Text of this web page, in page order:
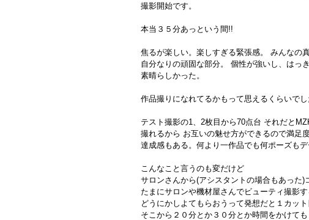
撮影開始です。
本当３５分あっという間!!
焦るが楽しい。楽しすぎる緊張感。 みんなの真
自分なりの頑固な部分。 個性が強いし、はっ
素晴らしかった。
作品撮りになれてるかもって思えるくらいでし
テスト撮影の1、2枚目から70点台 それだと
撮れるから お互いの魅せ方ができるので満足
達成感もある。何より一作品でも何ポーズも
こんなこと言うのも変だけど
サロンさんから(アシスタントの場合もあった)
たまにサロンや機材屋さんでビューティ撮影
どうにかしよてもらおうって発想だと１カッ
そこから２０分とか３０分とか時間をかけて